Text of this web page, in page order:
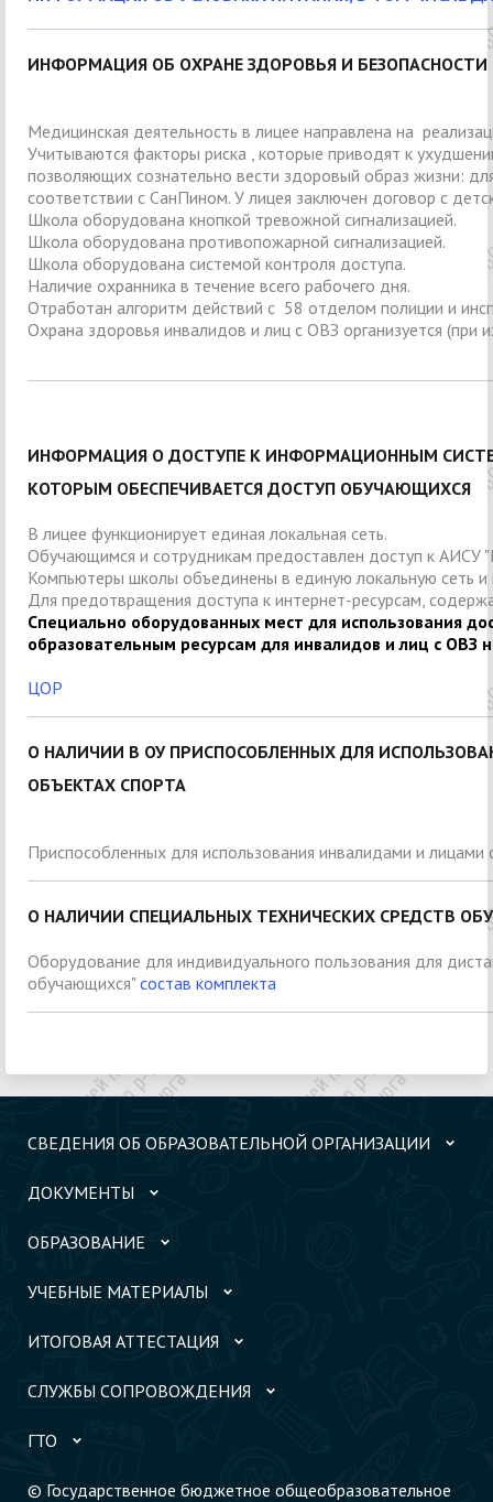
ИНФОРМАЦИЯ ОБ ОХРАНЕ ЗДОРОВЬЯ И
Медицинская деятельность в лицее направлена на
Учитываются факторы риска , которые приводят к
позволяющих сознательно вести здоровый образ жизни:
соответствии с СанПином. У лицея заключен договор с
Школа оборудована кнопкой тревожной сигнализацией.
Школа оборудована противопожарной сигнализацией.
Школа оборудована системой контроля доступа.
Наличие охранника в течение всего рабочего дня.
Отработан алгоритм действий с 58 отделом полиции и
Охрана здоровья инвалидов и лиц с ОВЗ организуется
ИНФОРМАЦИЯ О ДОСТУПЕ К ИНФОРМАЦИОННЫМ
КОТОРЫМ ОБЕСПЕЧИВАЕТСЯ ДОСТУП ОБУЧАЮЩИХСЯ
В лицее функционирует единая локальная сеть.
Обучающимся и сотрудникам предоставлен доступ к АИСУ
Компьютеры школы объединены в единую локальную сеть
Для предотвращения доступа к интернет-ресурсам,
Специально оборудованных мест для использования
образовательным ресурсам для инвалидов и лиц с ОВЗ
ЦОР
О НАЛИЧИИ В ОУ ПРИСПОСОБЛЕННЫХ ДЛЯ
ОБЪЕКТАХ СПОРТА
Приспособленных для использования инвалидами и
О НАЛИЧИИ СПЕЦИАЛЬНЫХ ТЕХНИЧЕСКИХ СРЕДСТВ
Оборудование для индивидуального пользования для
обучающихся" состав комплекта
СВЕДЕНИЯ ОБ ОБРАЗОВАТЕЛЬНОЙ ОРГАНИЗАЦИИ
ДОКУМЕНТЫ
ОБРАЗОВАНИЕ
УЧЕБНЫЕ МАТЕРИАЛЫ
ИТОГОВАЯ АТТЕСТАЦИЯ
СЛУЖБЫ СОПРОВОЖДЕНИЯ
ГТО
© Государственное бюджетное общеобразовательное